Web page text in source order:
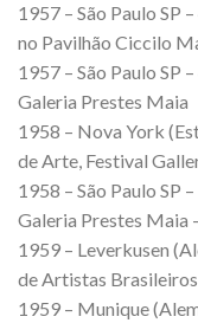
1957 – São Paulo SP
no Pavilhão Ciccilo
1957 – São Paulo SP
Galeria Prestes Maia
1958 – Nova York
de Arte, Festival
1958 – São Paulo SP
Galeria Prestes Maia
1959 – Leverkusen
de Artistas
1959 – Munique